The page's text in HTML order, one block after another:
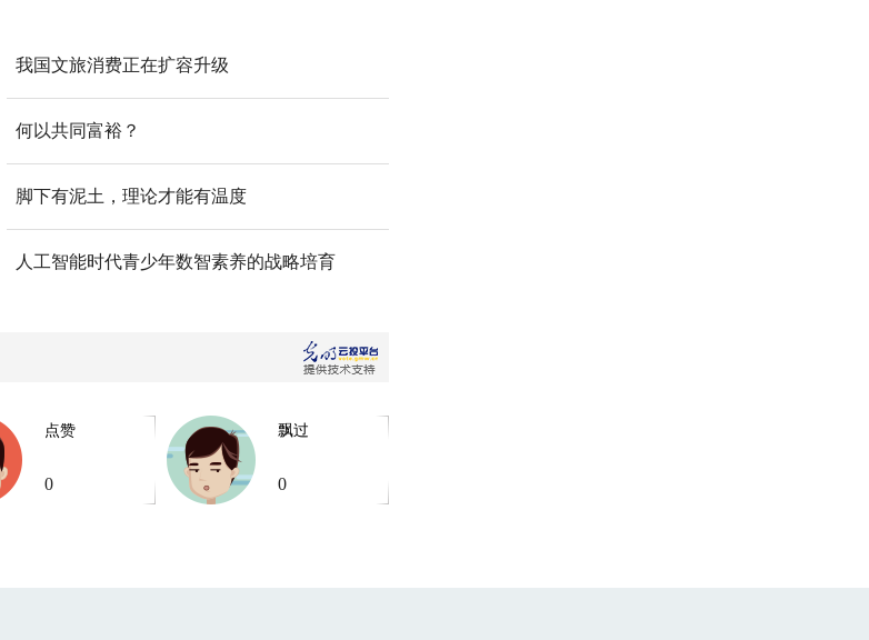
我国文旅消费正在扩容升级
何以共同富裕？
脚下有泥土，理论才能有温度
人工智能时代青少年数智素养的战略培育
点赞
0
飘过
0